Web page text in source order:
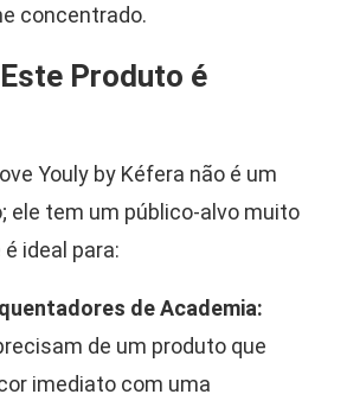
concentrado.
Produto é
Youly by Kéfera não é um
ele tem um público-alvo muito
ideal para:
de Academia:
de um produto que
imediato com uma